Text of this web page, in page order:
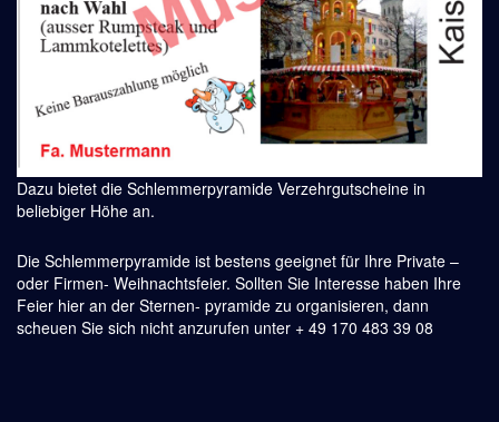
Dazu bietet die Schlemmerpyramide Verzehrgutscheine in
beliebiger Höhe an.
Die Schlemmerpyramide ist bestens geeignet für Ihre Private –
oder Firmen- Weihnachtsfeier. Sollten Sie Interesse haben Ihre
Feier hier an der Sternen- pyramide zu organisieren, dann
scheuen Sie sich nicht anzurufen unter + 49 170 483 39 08